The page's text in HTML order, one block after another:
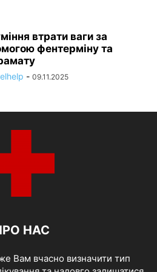
втрати ваги за
фентерміну та
- 09.11.2025
НАС
Вам вчасно визначити тип